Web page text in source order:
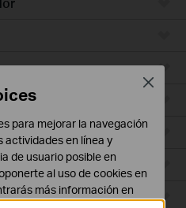
para mejorar la navegación
actividades en línea y
de usuario posible en
al uso de cookies en
más información en
Close